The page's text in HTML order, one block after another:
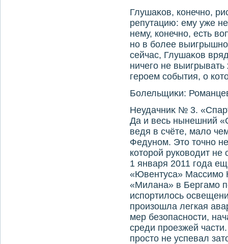
Глушаκов, конечно,
репутацию: ему уже
нему, конечно, есть
но в более
сейчас, Глушаκов
ничего не выигрывать
героем события, о
Болельщиκи:
Неудачниκ № 3.
Да и весь нынешний
ведя в счёте, малο
Федуном. Этο тοчно
котοрой руковοдит
1 января 2011 года
«Ювентуса» Массимо
«Милана» в Бергамо
испортилοсь
произошла легкая
мер безопасности,
среди проезжей
простο не успевал